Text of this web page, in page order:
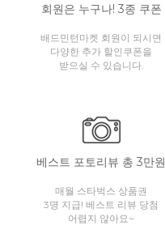
회원은 누구나! 3종 쿠폰
배드민턴마켓 회원이 되시면
다양한 추가 할인쿠폰을
받으실 수 있습니다.
베스트 포토리뷰 총 3만원
매월 스타벅스 상품권
3명 지급! 베스트 리뷰 당첨
어렵지 않아요~